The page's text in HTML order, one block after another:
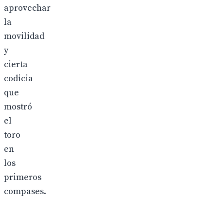
aprovechar
la
movilidad
y
cierta
codicia
que
mostró
el
toro
en
los
primeros
compases.